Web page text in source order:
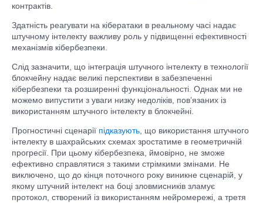
контрактів.
Здатність реагувати на кібератаки в реальному часі надає
штучному інтелекту важливу роль у підвищенні ефективності
механізмів кібербезпеки.
Слід зазначити, що інтеграція штучного інтелекту в технології
блокчейну надає великі перспективи в забезпеченні
кібербезпеки та розширенні функціональності. Однак ми не
можемо випустити з уваги низку недоліків, пов’язаних із
використанням штучного інтелекту в блокчейні.
Прогностичні сценарії підказують , що використання штучного
інтелекту в шахрайських схемах зростатиме в геометричній
прогресії. При цьому кібербезпека, ймовірно, не зможе
ефективно справлятися з такими стрімкими змінами. Не
виключено, що до кінця поточного року виникне сценарій, у
якому штучний інтелект на боці зловмисників зламує
протокол, створений із використанням нейромережі, а третя